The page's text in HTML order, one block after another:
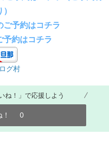
ご予約はコチラ
予約はコチラ
グ村
ね！」で応援しよう
0